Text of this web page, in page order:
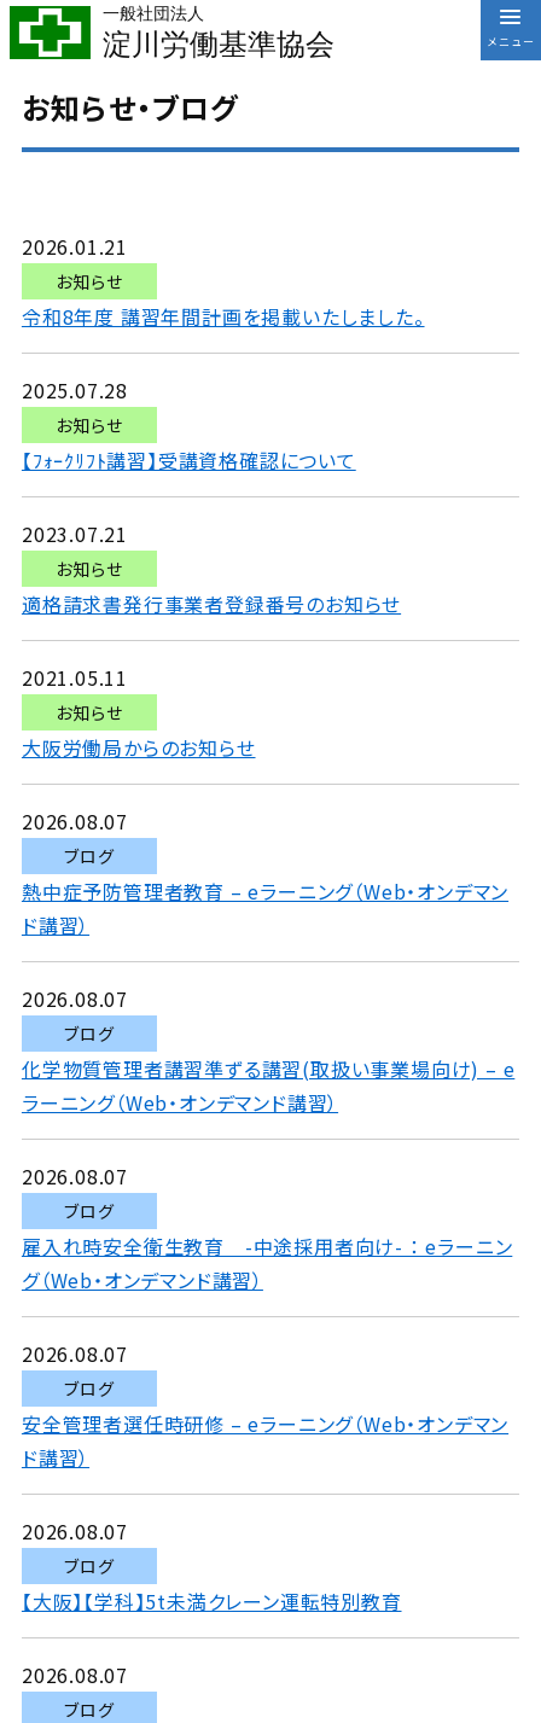
一般社団法人
淀川労働基準協会
お知らせ・ブログ
2026.01.21
お知らせ
令和8年度 講習年間計画を掲載いたしました。
2025.07.28
お知らせ
【ﾌｫｰｸﾘﾌﾄ講習】受講資格確認について
2023.07.21
お知らせ
適格請求書発行事業者登録番号のお知らせ
2021.05.11
お知らせ
大阪労働局からのお知らせ
2026.08.07
ブログ
熱中症予防管理者教育 – eラーニング（Web・オンデマン
ド講習）
2026.08.07
ブログ
化学物質管理者講習準ずる講習(取扱い事業場向け) – e
ラーニング（Web・オンデマンド講習）
2026.08.07
ブログ
雇入れ時安全衛生教育 -中途採用者向け- ： eラーニン
グ（Web・オンデマンド講習）
2026.08.07
ブログ
安全管理者選任時研修 – eラーニング（Web・オンデマン
ド講習）
2026.08.07
ブログ
【大阪】【学科】5t未満クレーン運転特別教育
2026.08.07
ブログ